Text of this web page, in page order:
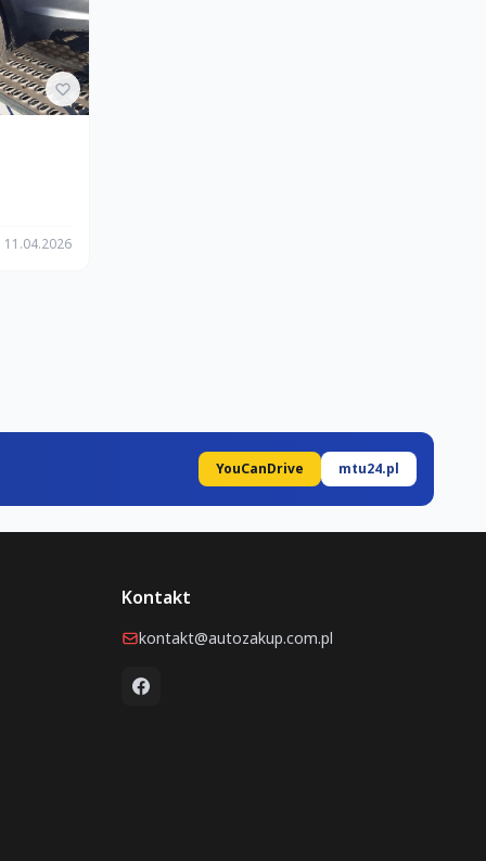
11.04.2026
YouCanDrive mtu24.pl
Kontakt
kontakt@autozakup.com.pl